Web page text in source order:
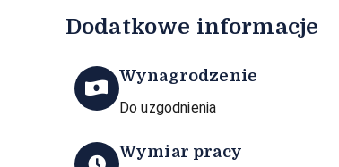
Dodatkowe informacje
Wynagrodzenie
Do uzgodnienia
Wymiar pracy